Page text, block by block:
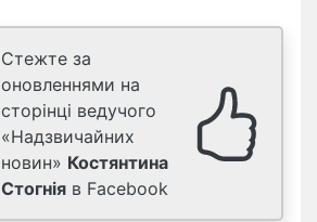
Стежте за
оновленнями на
сторінці ведучого
«Надзвичайних
новин» Костянтина
Стогнія в Facebook